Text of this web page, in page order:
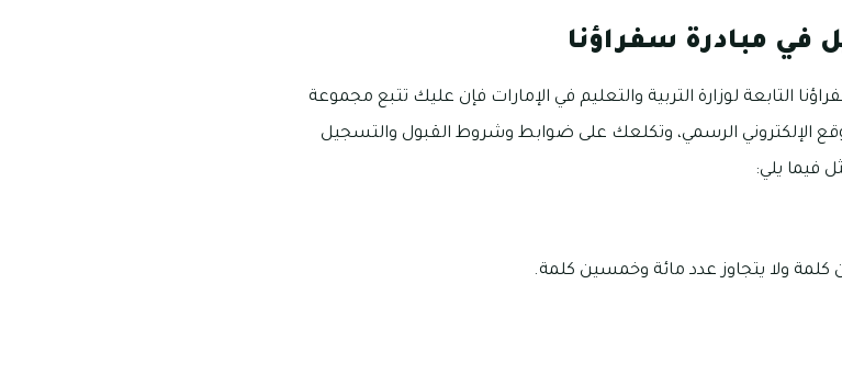
مبادرة سفراؤنا
التابعة لوزارة التربية والتعليم في الإمارات فإن عليك تتبع مجموعة
الإلكتروني الرسمي، وتكلعك على ضوابط وشروط القبول والتسجيل
فيما يلي:
ولا يتجاوز عدد مائة وخمسين كلمة.